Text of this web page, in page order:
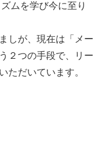
ムを学び今に至り
しが、現在は「メー
２つの手段で、リー
ただいています。